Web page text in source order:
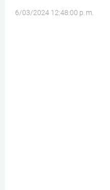
6/03/2024 12:48:00 p. m.